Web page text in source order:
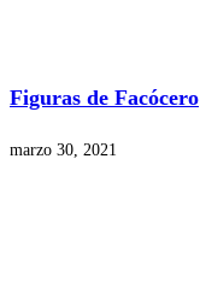
Figuras de Facócero
marzo 30, 2021